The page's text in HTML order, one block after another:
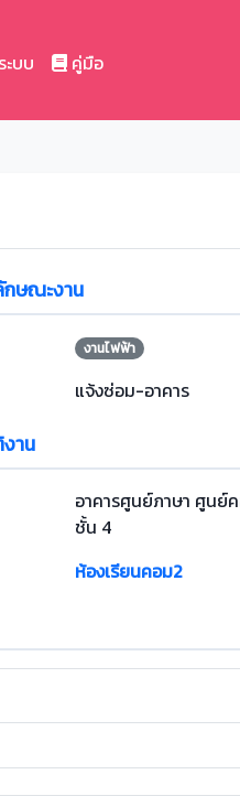
ะบบ คู่มือ
กษณะงาน
งานไฟฟ้า
แจ้งซ่อม-อาคาร
าน
อาคารศูนย์ภาษา ศูนย์
ชั้น 4
ห้องเรียนคอม2